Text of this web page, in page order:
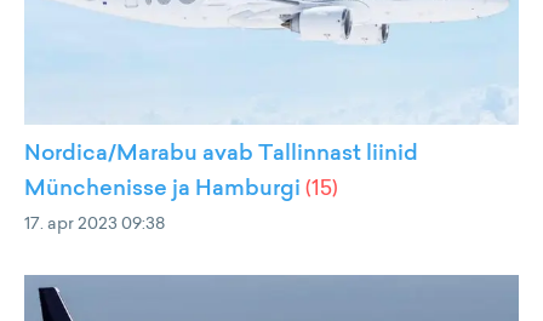
Nordica/Marabu avab Tallinnast liinid
Münchenisse ja Hamburgi (15)
17. apr 2023 09:38